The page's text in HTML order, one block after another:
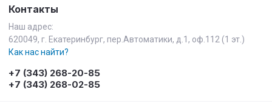
Контакты
Наш адрес:
620049, г. Екатеринбург, пер.Автоматики, д.1, оф.112 (1 эт.)
Как нас найти?
+7 (343) 268-20-85
+7 (343) 268-02-85